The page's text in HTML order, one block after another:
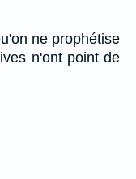
ne prophétise
n'ont point de